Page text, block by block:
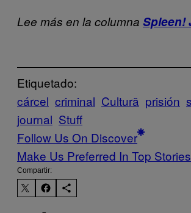
Lee más en la columna Spleen!
Etiquetado:
cárcel criminal Cultură prisión
journal Stuff
Follow Us On Discover
Make Us Preferred In Top Stories
Compartir: